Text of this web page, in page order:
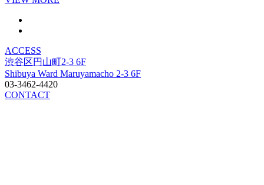
ACCESS
渋谷区円山町2-3 6F
Shibuya Ward Maruyamacho 2-3 6F
03-3462-4420
CONTACT